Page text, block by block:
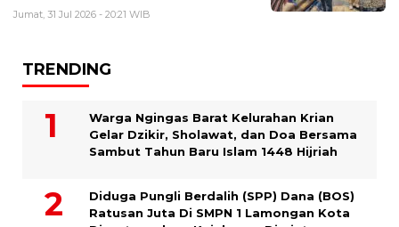
Jumat, 31 Jul 2026 - 20:21 WIB
TRENDING
Warga Ngingas Barat Kelurahan Krian
Gelar Dzikir, Sholawat, dan Doa Bersama
Sambut Tahun Baru Islam 1448 Hijriah
Diduga Pungli Berdalih (SPP) Dana (BOS)
Ratusan Juta Di SMPN 1 Lamongan Kota